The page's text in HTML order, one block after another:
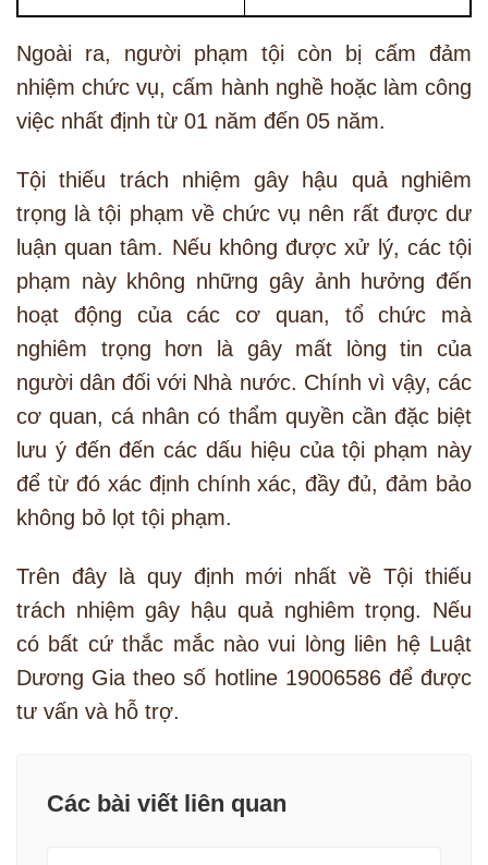
Ngoài ra, người phạm tội còn bị cấm đảm
nhiệm chức vụ, cấm hành nghề hoặc làm công
việc nhất định từ 01 năm đến 05 năm.
Tội thiếu trách nhiệm gây hậu quả nghiêm
trọng là tội phạm về chức vụ nên rất được dư
luận quan tâm. Nếu không được xử lý, các tội
phạm này không những gây ảnh hưởng đến
hoạt động của các cơ quan, tổ chức mà
nghiêm trọng hơn là gây mất lòng tin của
người dân đối với Nhà nước. Chính vì vậy, các
cơ quan, cá nhân có thẩm quyền cần đặc biệt
lưu ý đến đến các dấu hiệu của tội phạm này
để từ đó xác định chính xác, đầy đủ, đảm bảo
không bỏ lọt tội phạm.
Trên đây là quy định mới nhất về Tội thiếu
trách nhiệm gây hậu quả nghiêm trọng. Nếu
có bất cứ thắc mắc nào vui lòng liên hệ Luật
Dương Gia theo số hotline 19006586 để được
tư vấn và hỗ trợ.
Các bài viết liên quan